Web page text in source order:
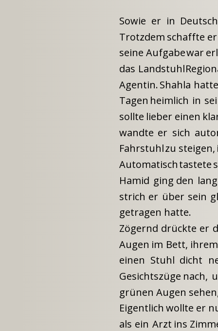
Sowie er in
Trotzdem schaffte er
seine Aufgabewar
das Landstuhl
Agentin.Shahla hatte
Tagen heimlich in
sollte lieber einen
wandte er sich
Fahrstuhlzu steigen,
Automatischtastete
Hamid ging den
strich er über sein
getragen hatte.
Zögernd drückte er
Augen im Bett, ihrem
einen Stuhl dicht
Gesichtszüge nach,
grünen Augen
Eigentlich wollte er
als ein Arzt ins